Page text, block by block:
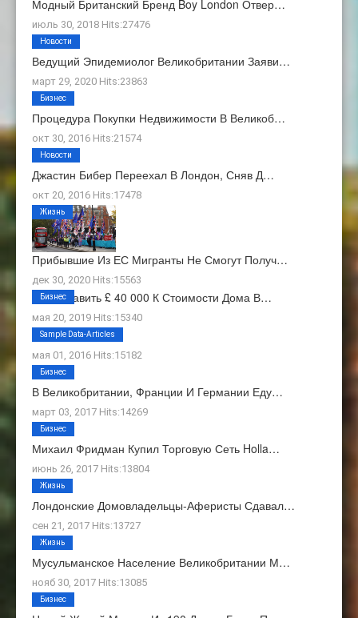
Модный Британский Бренд Boy London Отвер…
июль 30, 2018 Hits:27476
Ведущий Эпидемиолог Великобритании Заяви…
март 29, 2020 Hits:23863
Новости
Процедура Покупки Недвижимости В Великоб…
окт 30, 2016 Hits:21574
Бизнес
Джастин Бибер Переехал В Лондон, Сняв Д…
окт 20, 2016 Hits:17478
Новости
Прибывшие Из ЕС Мигранты Не Смогут Получ…
дек 30, 2020 Hits:15563
Жизнь
Как Добавить £ 40 000 К Стоимости Дома В…
мая 20, 2019 Hits:15340
Бизнес
О Нас
мая 01, 2016 Hits:15182
Sample Data-Articles
В Великобритании, Франции И Германии Еду…
март 03, 2017 Hits:14269
Бизнес
Михаил Фридман Купил Торговую Сеть Holla…
июнь 26, 2017 Hits:13804
Бизнес
Лондонские Домовладельцы-Аферисты Сдавал…
сен 21, 2017 Hits:13727
Жизнь
Мусульманское Население Великобритании М…
нояб 30, 2017 Hits:13085
Жизнь
Бизнес